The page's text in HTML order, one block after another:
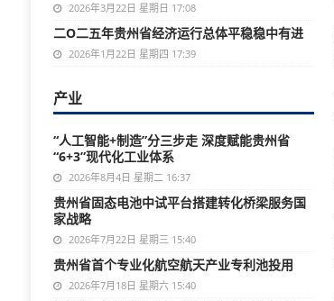
2026年3月22日 星期日 17:08
二O二五年贵州省经济运行总体平稳稳中有进
2026年1月22日 星期四 17:39
产业
“人工智能+制造”分三步走 深度赋能贵州省
“6+3”现代化工业体系
2026年8月4日 星期二 16:37
贵州省固态电池中试平台搭建转化桥梁服务国
家战略
2026年7月22日 星期三 15:40
贵州省首个专业化航空航天产业专利池投用
2026年7月18日 星期六 15:40